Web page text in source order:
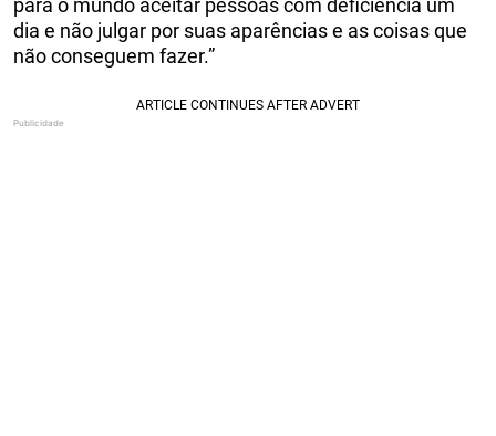
dia e não julgar por suas aparências e as coisas que
não conseguem fazer.”